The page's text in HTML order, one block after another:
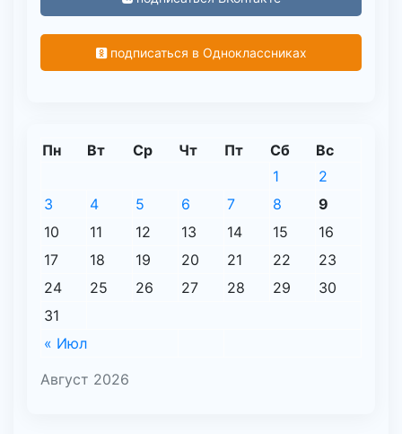
подписаться в Одноклассниках
Август 2026
Пн Вт Ср Чт Пт Сб Вс
« Июл
1
2
3
4 5 6 7 8
9
10
11 12 13 14 15
16
17
18 19 20 21 22
23
24
25 26 27 28 29
30
31